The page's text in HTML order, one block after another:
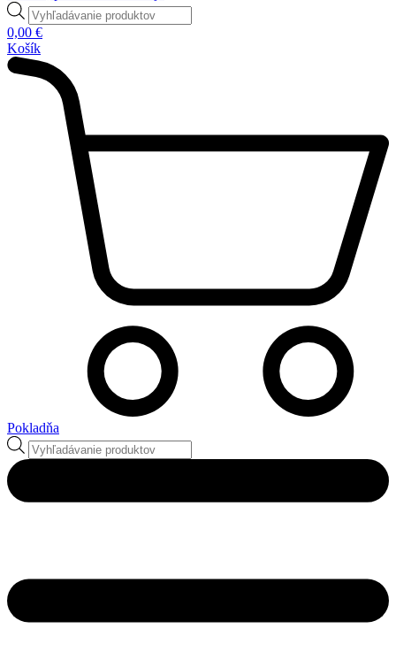
Products
search
0,00 €
Košík
Pokladňa
Products
search